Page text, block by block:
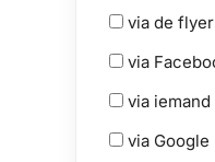
via de
via
via iemand
via Google